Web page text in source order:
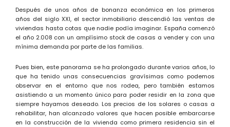
Después de unos años de bonanza económica en los primeros
años del siglo XXI, el sector inmobiliario descendió las ventas de
viviendas hasta cotas que nadie podía imaginar. España comenzó
el año 2.008 con un amplísimo stock de casas a vender y con una
mínima demanda por parte de las familias.
Pues bien, este panorama se ha prolongado durante varios años, lo
que ha tenido unas consecuencias gravísimas como podemos
observar en el entorno que nos rodea, pero también estamos
asistiendo a un momento único para poder residir en la zona que
siempre hayamos deseado. Los precios de los solares o casas a
rehabilitar, han alcanzado valores que hacen posible embarcarse
en la construcción de la vivienda como primera residencia sin el